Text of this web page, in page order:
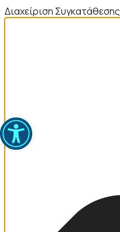
Διαχείριση Συγκατάθεσης
Ανοίξτε τη γραμμή εργαλείων